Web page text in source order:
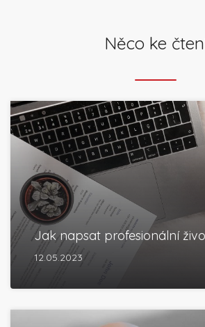
Něco ke
Jak napsat profesionální
12.05.2023